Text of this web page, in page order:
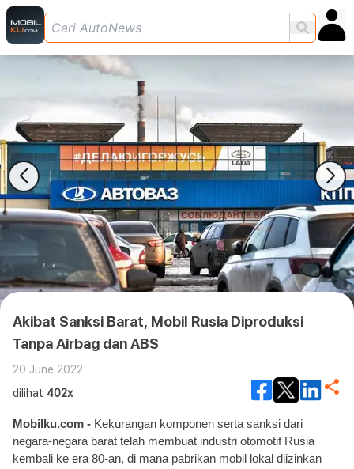
Akibat Sanksi Barat, Mobil Rusia Diproduksi
Tanpa Airbag dan ABS
20 June 2022
dilihat 402x
Mobilku.com - Kekurangan komponen serta sanksi dari
negara-negara barat telah membuat industri otomotif Rusia
kembali ke era 80-an, di mana pabrikan mobil lokal diizinkan